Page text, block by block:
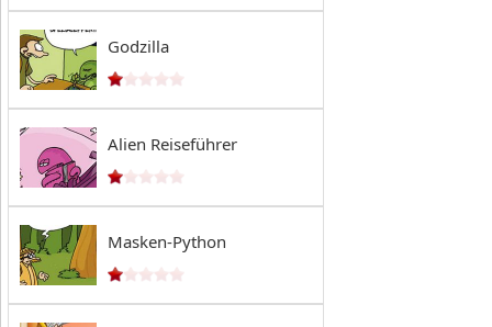
Godzilla
Alien Reiseführer
Masken-Python